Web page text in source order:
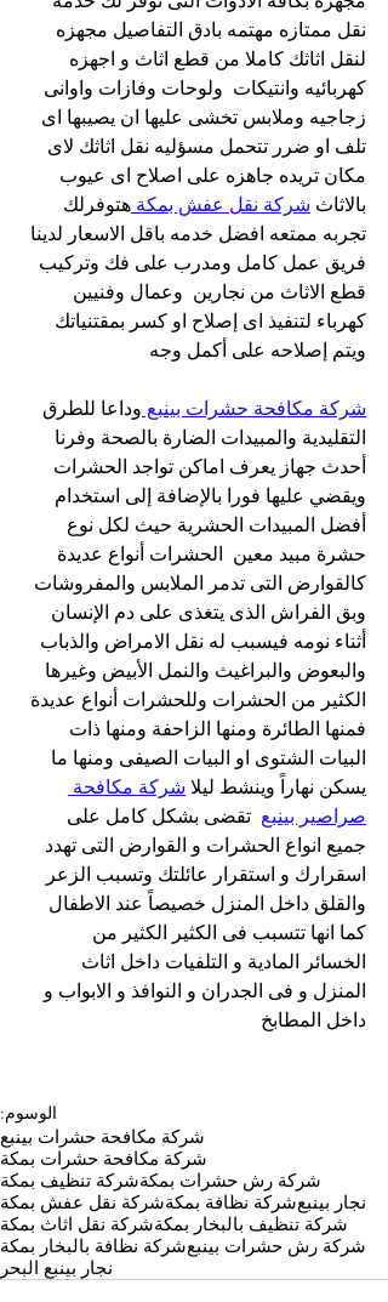
نقل ممتازه مهتمه بادق التفاصيل مجهزه
لنقل اثاثك كاملا من قطع اثاث و اجهزه
كهربائيه وانتيكات  ولوحات وفازات واوانى
زجاجيه وملابس تخشى عليها ان يصيبها اى
تلف او ضرر تتحمل مسؤليه نقل اثاثك لاى
مكان تريده جاهزه على اصلاح اى عيوب
بالاثاث شركة نقل عفش بمكة هتوفرلك
تجربه ممتعه افضل خدمه باقل الاسعار لدينا
فريق عمل كامل ومدرب على فك وتركيب
قطع الاثاث من نجارين  وعمال وفنيين
كهرباء لتنفيذ اى إصلاح او كسر بمقتنياتك
ويتم إصلاحه على أكمل وجه
شركة مكافحة حشرات بينبع وداعا للطرق
التقليدية والمبيدات الضارة بالصحة وفرنا
أحدث جهاز يعرف اماكن تواجد الحشرات
ويقضي عليها فورا بالإضافة إلى استخدام
أفضل المبيدات الحشرية حيث لكل نوع
حشرة مبيد معين  الحشرات أنواع عديدة
كالقوارض التى تدمر الملابس والمفروشات
وبق الفراش الذى يتغذى على دم الإنسان
أثناء نومه فيسبب له نقل الامراض والذباب
والبعوض والبراغيث والنمل الأبيض وغيرها
الكثير من الحشرات وللحشرات أنواع عديدة
فمنها الطائرة ومنها الزاحفة ومنها ذات
البيات الشتوى او البيات الصيفى ومنها ما
يسكن نهاراً وينشط ليلا شركة مكافحة
صراصير بينبع
  تقضى بشكل كامل على
جميع انواع الحشرات و القوارض التى تهدد
اسقرارك و استقرار عائلتك وتسبب الزعر
والقلق داخل المنزل خصيصاً عند الاطفال
كما انها تتسبب فى الكثير الكثير من
الخسائر المادية و التلفيات داخل اثاث
المنزل و فى الجدران و النوافذ و الابواب و
داخل المطابخ
الوسوم:
شركة مكافحة حشرات بينبع
شركة مكافحة حشرات بمكة
شركة رش حشرات بمكةشركة تنظيف بمكة
نجار بينبعشركة نظافة بمكةشركة نقل عفش بمكة
شركة تنظيف بالبخار بمكةشركة نقل اثاث بمكة
شركة رش حشرات بينبعشركة نظافة بالبخار بمكة
نجار بينبع البحر